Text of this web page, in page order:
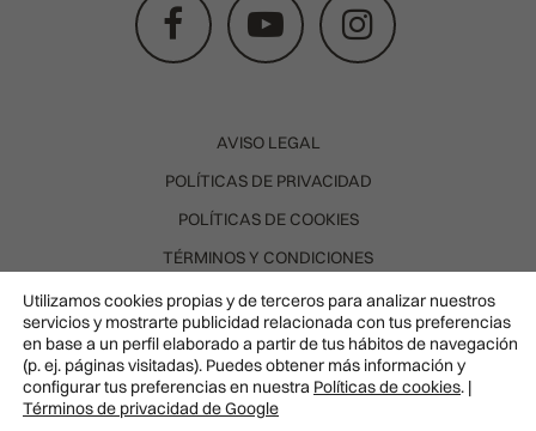
AVISO LEGAL
POLÍTICAS DE PRIVACIDAD
POLÍTICAS DE COOKIES
TÉRMINOS Y CONDICIONES
POLÍTICA DE CANCELACIÓN
SOLICITUD DE DESISTIMIENTO
DR. CARLA BARBER. COL. 283507526 © TODOS LOS
DERECHOS RESERVADOS
WEB DESARROLLADA POR LBR
Utilizamos cookies propias y de terceros para analizar nuestros
servicios y mostrarte publicidad relacionada con tus preferencias
en base a un perfil elaborado a partir de tus hábitos de navegación
(p. ej. páginas visitadas). Puedes obtener más información y
configurar tus preferencias en nuestra Políticas de cookies. |
Términos de privacidad de Google